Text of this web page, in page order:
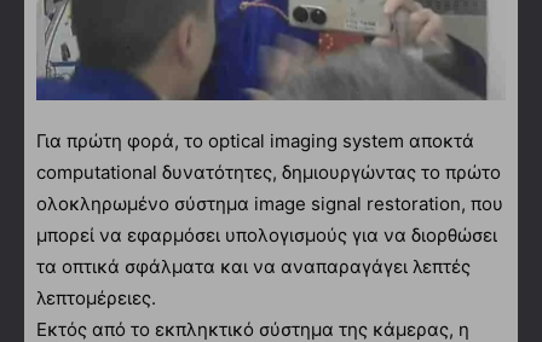
Για πρώτη φορά, το optical imaging system αποκτά
computational δυνατότητες, δημιουργώντας το πρώτο
ολοκληρωμένο σύστημα image signal restoration, που
μπορεί να εφαρμόσει υπολογισμούς για να διορθώσει
τα οπτικά σφάλματα και να αναπαραγάγει λεπτές
λεπτομέρειες.
Εκτός από το εκπληκτικό σύστημα της κάμερας, η